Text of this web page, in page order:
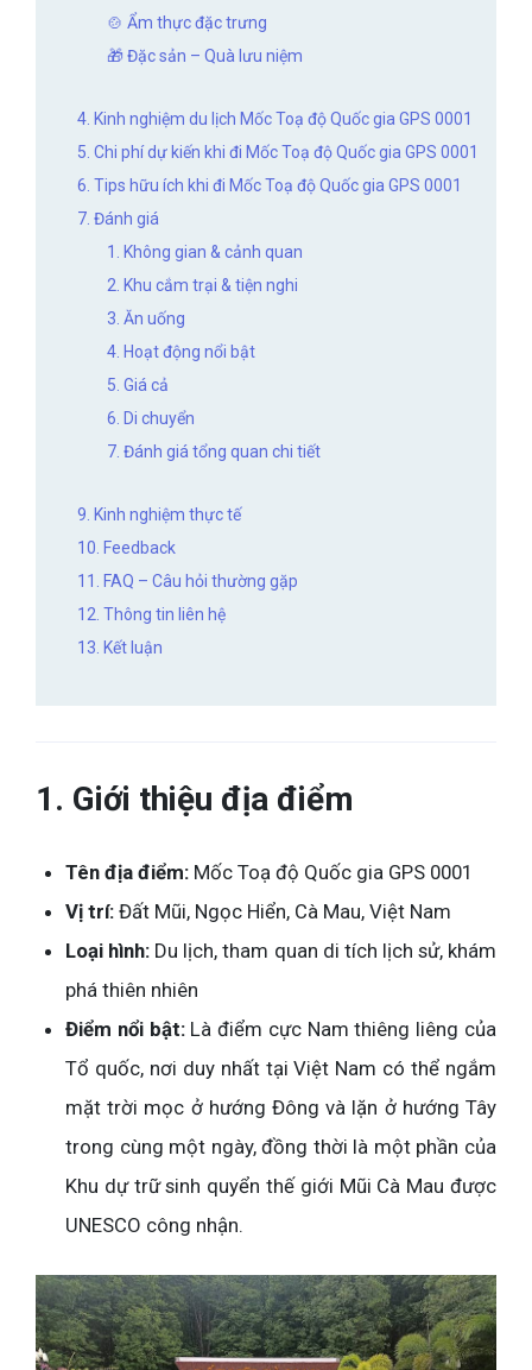
🍲 Ẩm thực đặc trưng
🎁 Đặc sản – Quà lưu niệm
4. Kinh nghiệm du lịch Mốc Toạ độ Quốc gia GPS 0001
5. Chi phí dự kiến khi đi Mốc Toạ độ Quốc gia GPS 0001
6. Tips hữu ích khi đi Mốc Toạ độ Quốc gia GPS 0001
7. Đánh giá
1. Không gian & cảnh quan
2. Khu cắm trại & tiện nghi
3. Ăn uống
4. Hoạt động nổi bật
5. Giá cả
6. Di chuyển
7. Đánh giá tổng quan chi tiết
9. Kinh nghiệm thực tế
10. Feedback
11. FAQ – Câu hỏi thường gặp
12. Thông tin liên hệ
13. Kết luận
1. Giới thiệu địa điểm
Tên địa điểm: Mốc Toạ độ Quốc gia GPS 0001
Vị trí: Đất Mũi, Ngọc Hiển, Cà Mau, Việt Nam
Loại hình: Du lịch, tham quan di tích lịch sử, khám
phá thiên nhiên
Điểm nổi bật:Là điểm cực Nam thiêng liêng của
Tổ quốc, nơi duy nhất tại Việt Nam có thể ngắm
mặt trời mọc ở hướng Đông và lặn ở hướng Tây
trong cùng một ngày, đồng thời là một phần của
Khu dự trữ sinh quyển thế giới Mũi Cà Mau được
UNESCO công nhận.